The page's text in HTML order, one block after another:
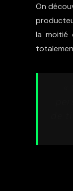
On
la moitié